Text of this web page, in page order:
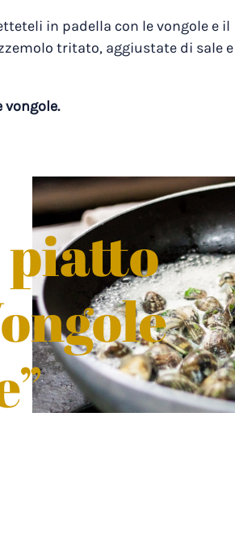
in padella con le vongole e il
tritato, aggiustate di sale e
piatto